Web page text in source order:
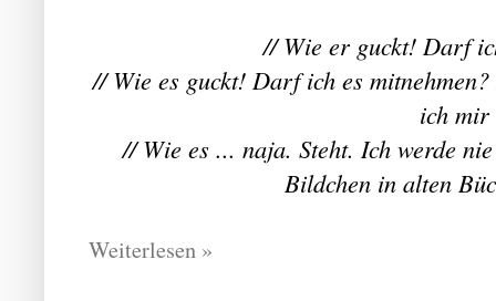
// Wie er guckt! Darf
// Wie es guckt! Darf ich es
ich mir
// Wie es ... naja. Steht. Ich werde
Bildchen in alten
Weiterlesen »